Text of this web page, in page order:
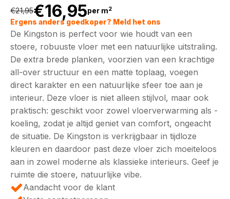
€21,95
Oorspronkelijke
prijs
was:
€21,95.
€16,95
Huidige
prijs
is:
€16,95.
per m2
Ergens anders goedkoper? Meld het ons
De Kingston is perfect voor wie houdt van een
stoere, robuuste vloer met een natuurlijke uitstraling.
De extra brede planken, voorzien van een krachtige
all-over structuur en een matte toplaag, voegen
direct karakter en een natuurlijke sfeer toe aan je
interieur. Deze vloer is niet alleen stijlvol, maar ook
praktisch: geschikt voor zowel vloerverwarming als -
koeling, zodat je altijd geniet van comfort, ongeacht
de situatie. De Kingston is verkrijgbaar in tijdloze
kleuren en daardoor past deze vloer zich moeiteloos
aan in zowel moderne als klassieke interieurs. Geef je
ruimte die stoere, natuurlijke vibe.
Aandacht voor de klant